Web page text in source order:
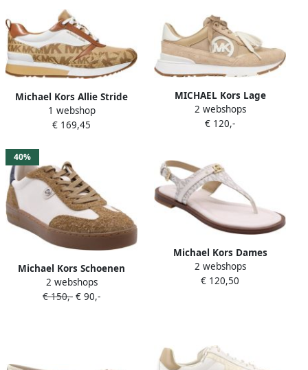
Michael Kors Allie Stride
leren sneakers bruin beige
wit
1 webshop
€ 169,45
MICHAEL Kors Lage
Sneakers 43t6nofs2d Nova
Trainer
2 webshops
€ 120,-
40%
Michael Kors Schoenen
Beige Vrouwen
2 webshops
€ 150,- € 90,-
Michael Kors Dames
Sandalen Mandy Thong
Sandal Cream Beige
2 webshops
€ 120,50